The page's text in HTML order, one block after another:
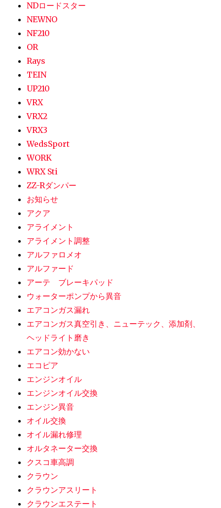
NDロードスター
NEWNO
NF210
OR
Rays
TEIN
UP210
VRX
VRX2
VRX3
WedsSport
WORK
WRX Sti
ZZ-Rダンパー
お知らせ
アクア
アライメント
アライメント調整
アルファロメオ
アルファード
アーテ ブレーキパッド
ウォーターポンプから異音
エアコンガス漏れ
エアコンガス真空引き、ニューテック、添加剤、
ヘッドライト磨き
エアコン効かない
エコピア
エンジンオイル
エンジンオイル交換
エンジン異音
オイル交換
オイル漏れ修理
オルタネーター交換
クスコ車高調
クラウン
クラウンアスリート
クラウンエステート